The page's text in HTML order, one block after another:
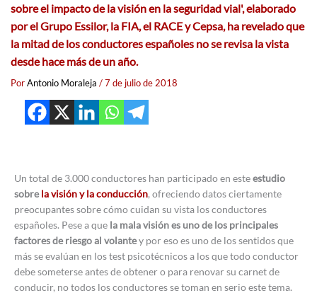
sobre el impacto de la visión en la seguridad vial', elaborado
por el Grupo Essilor, la FIA, el RACE y Cepsa, ha revelado que
la mitad de los conductores españoles no se revisa la vista
desde hace más de un año.
PorAntonio Moraleja /7 de julio de 2018
Un total de 3.000 conductores han participado en esteestudio
sobrela visión y la conducción, ofreciendo datos ciertamente
preocupantes sobre cómo cuidan su vista los conductores
españoles. Pese a que la mala visión es uno de los principales
factores de riesgo al volantey por eso es uno de los sentidos que
más se evalúan en los test psicotécnicos a los que todo conductor
debe someterse antes de obtener o para renovar su carnet de
conducir, no todos los conductores se toman en serio este tema.